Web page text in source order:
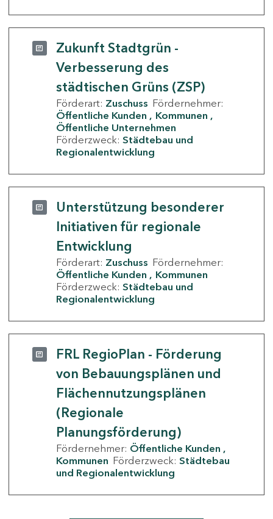
Zukunft Stadtgrün -
Verbesserung des
städtischen Grüns (ZSP)
Förderart: Zuschuss Fördernehmer:
Öffentliche Kunden
Kommunen
Öffentliche Unternehmen
Förderzweck: Städtebau und
Regionalentwicklung
Unterstützung besonderer
Initiativen für regionale
Entwicklung
Förderart: Zuschuss Fördernehmer:
Öffentliche Kunden
Kommunen
Förderzweck: Städtebau und
Regionalentwicklung
FRL RegioPlan - Förderung
von Bebauungsplänen und
Flächennutzungsplänen
(Regionale
Planungsförderung)
Fördernehmer: Öffentliche Kunden
Kommunen Förderzweck: Städtebau
und Regionalentwicklung